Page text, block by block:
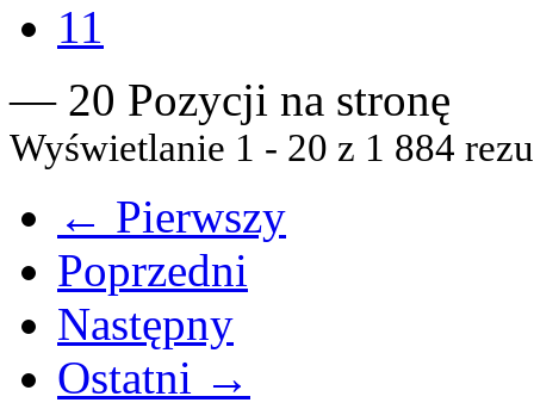
11
— 20 Pozycji na stronę
Wyświetlanie 1 - 20 z 1 884
← Pierwszy
Poprzedni
Następny
Ostatni →